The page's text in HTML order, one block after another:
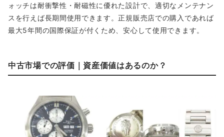
ォッチは耐衝撃性・耐磁性に優れた設計で、適切なメンテナン
スを行えば長期間使用できます。正規販売店での購入であれば
最大5年間の国際保証が付くため、安心して使用できます。
中古市場での評価｜資産価値はあるのか？